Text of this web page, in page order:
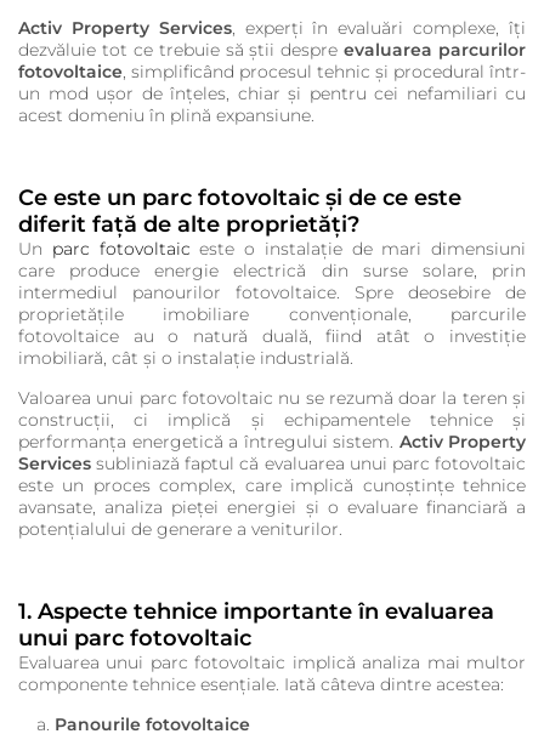
Activ Property Services, experți în evaluări complexe, îți
dezvăluie tot ce trebuie să știi despreevaluarea parcurilor
fotovoltaice, simplificând procesul tehnic și procedural într-
un mod ușor de înțeles, chiar și pentru cei nefamiliari cu
acest domeniu în plină expansiune.
Ce este un parc fotovoltaic și de ce este
diferit față de alte proprietăți?
Un parc fotovoltaic este o instalație de mari dimensiuni
care produce energie electrică din surse solare, prin
intermediul panourilor fotovoltaice. Spre deosebire de
proprietățile imobiliare convenționale, parcurile
fotovoltaice au o natură duală, fiind atât o investiție
imobiliară, cât și o instalație industrială.
Valoarea unui parc fotovoltaic nu se rezumă doar la teren și
construcții, ci implică și echipamentele tehnice și
performanța energetică a întregului sistem. Activ Property
Services subliniază faptul că evaluarea unui parc fotovoltaic
este un proces complex, care implică cunoștințe tehnice
avansate, analiza pieței energiei și o evaluare financiară a
potențialului de generare a veniturilor.
1. Aspecte tehnice importante în evaluarea
unui parc fotovoltaic
Evaluarea unui parc fotovoltaic implică analiza mai multor
componente tehnice esențiale. Iată câteva dintre acestea:
Panourile fotovoltaice